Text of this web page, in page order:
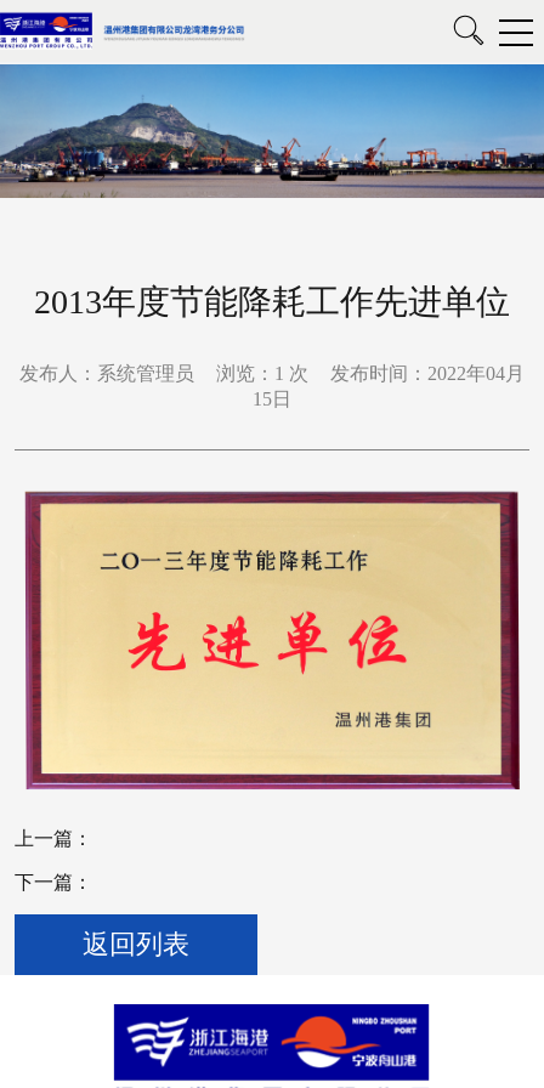
2013年度节能降耗工作先进单位
发布人：系统管理员 浏览： 1 次
发布时间：2022年04月
15日
上一篇：
下一篇：
返回列表